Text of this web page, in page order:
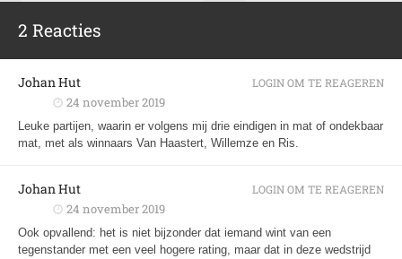
2 Reacties
Johan Hut
24 november 2019
Leuke partijen, waarin er volgens mij drie eindigen in mat of ondekbaar
mat, met als winnaars Van Haastert, Willemze en Ris.
LOGIN OM TE REAGEREN
Johan Hut
24 november 2019
Ook opvallend: het is niet bijzonder dat iemand wint van een
tegenstander met een veel hogere rating, maar dat in deze wedstrijd
LOGIN OM TE REAGEREN